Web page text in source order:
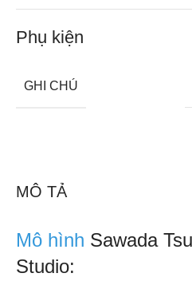
MÔ TẢ
Mô hình Sawada
Studio:
Phụ kiện
GHI CHÚ